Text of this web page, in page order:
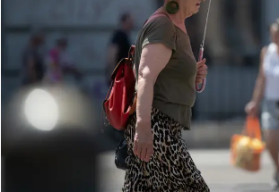
Pokretanje videa...